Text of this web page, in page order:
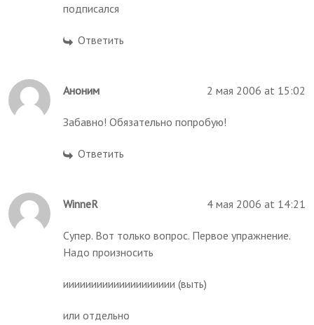
подписался
Ответить
Аноним 2 мая 2006 at 15:02
Забавно! Обязательно попробую!
Ответить
WinneR 4 мая 2006 at 14:21
Супер. Вот только вопрос. Первое упражнение.
Надо произносить
ииииииииииииииииииии (выть)
или отдельно